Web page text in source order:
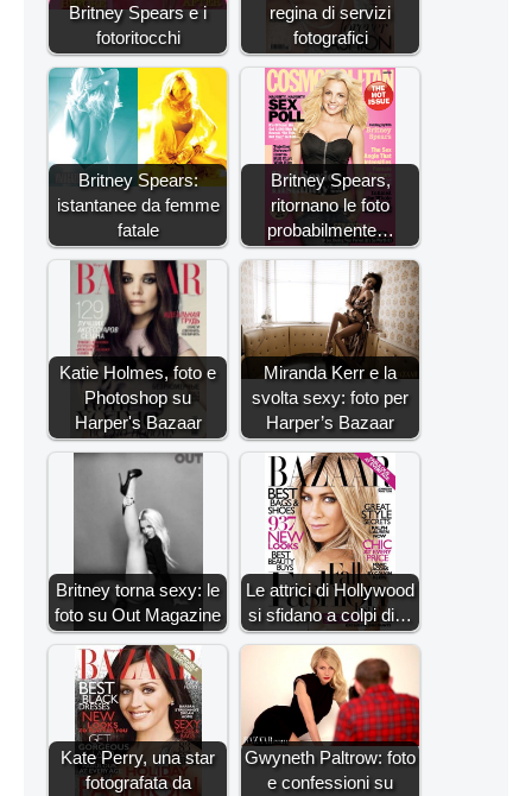
Britney Spears e i
fotoritocchi
regina di servizi
fotografici
Britney Spears:
istantanee da femme
fatale
Britney Spears,
ritornano le foto
probabilmente…
Katie Holmes, foto e
Photoshop su
Harper's Bazaar
Miranda Kerr e la
svolta sexy: foto per
Harper’s Bazaar
Britney torna sexy: le
foto su Out Magazine
Le attrici di Hollywood
si sfidano a colpi di…
Kate Perry, una star
fotografata da
Gwyneth Paltrow: foto
e confessioni su